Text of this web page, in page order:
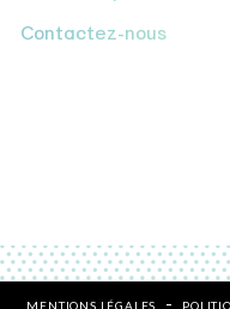
Contactez-nous
MENTIONS LÉGALES